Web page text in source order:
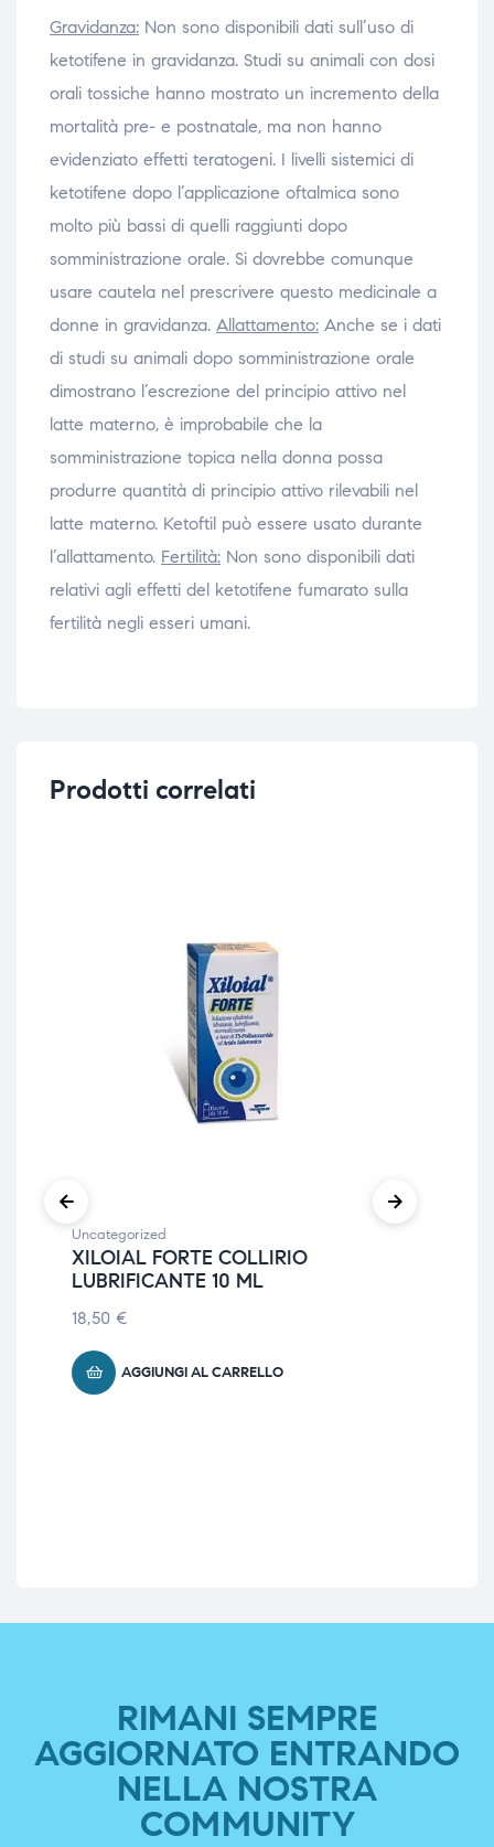
Gravidanza: Non sono disponibili dati sull’uso di
ketotifene in gravidanza. Studi su animali con dosi
orali tossiche hanno mostrato un incremento della
mortalità pre- e postnatale, ma non hanno
evidenziato effetti teratogeni. I livelli sistemici di
ketotifene dopo l’applicazione oftalmica sono
molto più bassi di quelli raggiunti dopo
somministrazione orale. Si dovrebbe comunque
usare cautela nel prescrivere questo medicinale a
donne in gravidanza. Allattamento: Anche se i dati
di studi su animali dopo somministrazione orale
dimostrano l’escrezione del principio attivo nel
latte materno, è improbabile che la
somministrazione topica nella donna possa
produrre quantità di principio attivo rilevabili nel
latte materno. Ketoftil può essere usato durante
l’allattamento. Fertilità: Non sono disponibili dati
relativi agli effetti del ketotifene fumarato sulla
fertilità negli esseri umani.
Prodotti correlati
Uncategorized
XILOIAL FORTE COLLIRIO
LUBRIFICANTE 10 ML
18,50 €
AGGIUNGI AL CARRELLO
RIMANI SEMPRE
AGGIORNATO ENTRANDO
NELLA NOSTRA
COMMUNITY